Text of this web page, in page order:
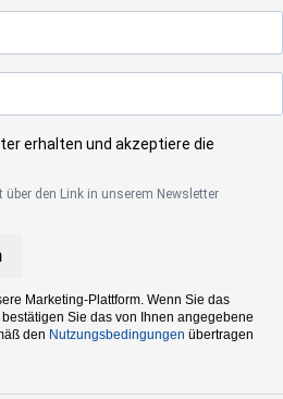
erhalten und akzeptiere die
über den Link in unserem Newsletter
Marketing-Plattform. Wenn Sie das
Sie das von Ihnen angegebene
den Nutzungsbedingungen übertragen